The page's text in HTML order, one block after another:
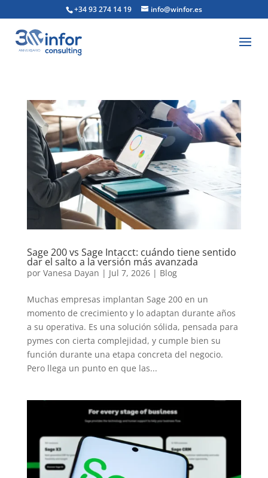
+34 93 274 14 19 info@winfor.es
Sage 200 vs Sage Intacct: cuándo tiene sentido
dar el salto a la versión más avanzada
por Vanesa Dayan | Jul 7, 2026| Blog
Muchas empresas implantan Sage 200 en un
momento de crecimiento y lo adaptan durante años
a su operativa. Es una solución sólida, pensada para
pymes con cierta complejidad, y cumple bien su
función durante una etapa concreta del negocio.
Pero llega un punto en que las...